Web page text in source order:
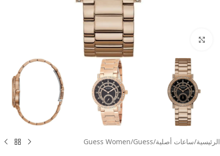
الرئيسية/ساعات أصلية/
Guess
/
Guess Women